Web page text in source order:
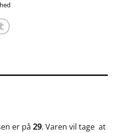
er på 29. Varen vil tage at